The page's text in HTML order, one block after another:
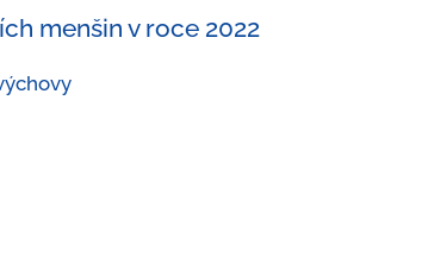
menšin v roce 2022